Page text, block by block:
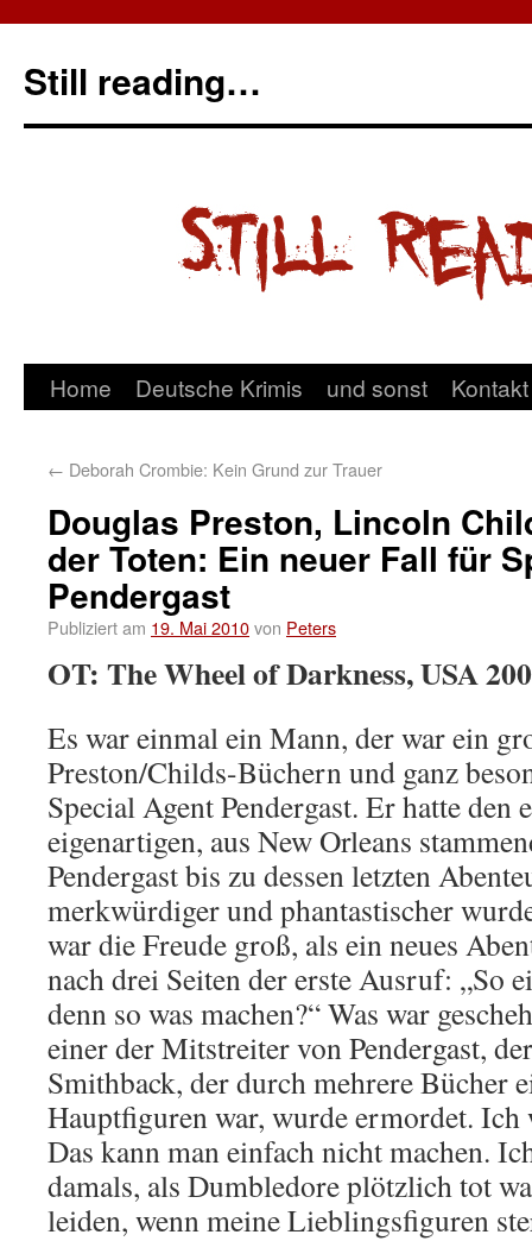
Still reading…
Home Deutsche Krimis und sonst Kontakt
← Deborah Crombie: Kein Grund zur Trauer
Douglas Preston, Lincoln
der Toten: Ein neuer Fall für
Pendergast
Publiziert am 19. Mai 2010von Peters
OT: The Wheel of Darkness, USA
Es war einmal ein Mann, der war ein
Preston/Childs-Büchern und ganz
Special Agent Pendergast. Er hatte
eigenartigen, aus New Orleans
Pendergast bis zu dessen letzten
merkwürdiger und phantastischer
war die Freude groß, als ein neues
nach drei Seiten der erste Ausruf: „So
denn so was machen?“ Was war
einer der Mitstreiter von Pendergast,
Smithback, der durch mehrere Bücher
Hauptfiguren war, wurde ermordet.
Das kann man einfach nicht machen.
damals, als Dumbledore plötzlich tot
leiden, wenn meine Lieblingsfiguren